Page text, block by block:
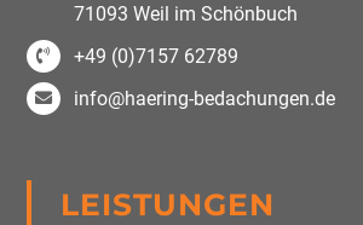
71093 Weil im Schönbuch
+49 (0)7157 62789
info@haering-bedachungen.de
LEISTUNGEN